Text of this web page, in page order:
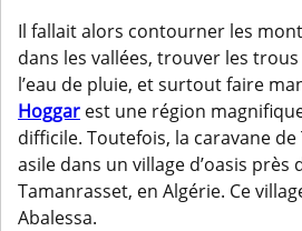
Il fallait alors contourner les
dans les vallées, trouver les
l’eau de pluie, et surtout faire
Hoggar est une région
difficile. Toutefois, la caravane
asile dans un village d’oasis près
Tamanrasset, en Algérie. Ce
Abalessa.